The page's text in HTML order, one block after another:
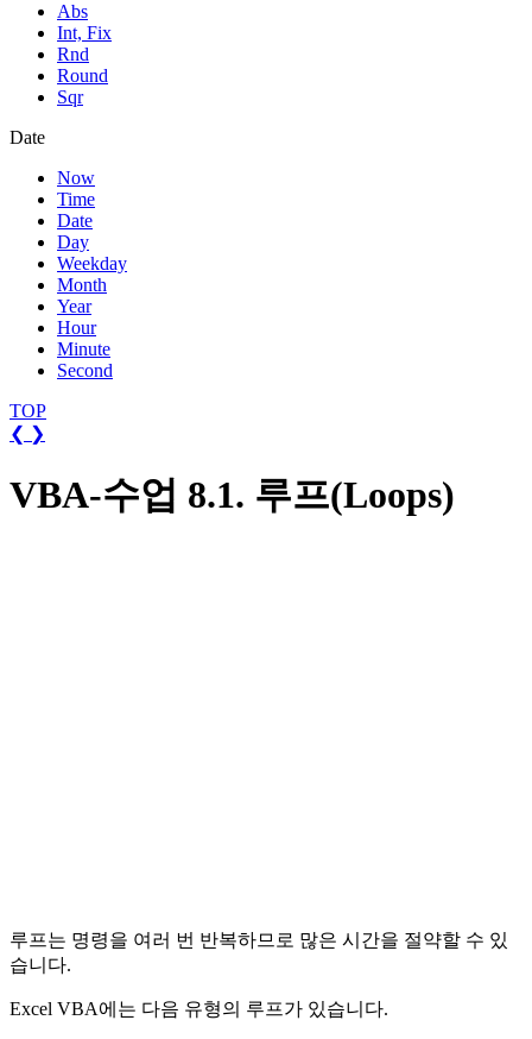
Abs
Int, Fix
Rnd
Round
Sqr
Date
Now
Time
Date
Day
Weekday
Month
Year
Hour
Minute
Second
TOP
❮ ❯
VBA-수업 8.1. 루프(Loops)
루프는 명령을 여러 번 반복하므로 많은 시간을 절약할 수 있
습니다.
Excel VBA에는 다음 유형의 루프가 있습니다.